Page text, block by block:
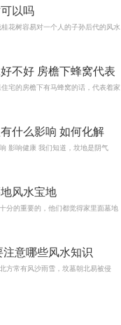
以吗
花树容易对一个人的子孙后代的风水
不好 房檐下蜂窝代表
宅的房檐下有马蜂窝的话，代表着家
什么影响 如何化解
影响健康 我们知道，坟地是阴气
风水宝地
分的重要的，他们都觉得家里面墓地
意哪些风水知识
方常有风沙雨雪，坟墓朝北易被侵